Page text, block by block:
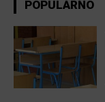
POPULARNO